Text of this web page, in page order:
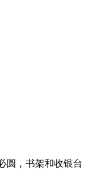
圆，书架和收银台